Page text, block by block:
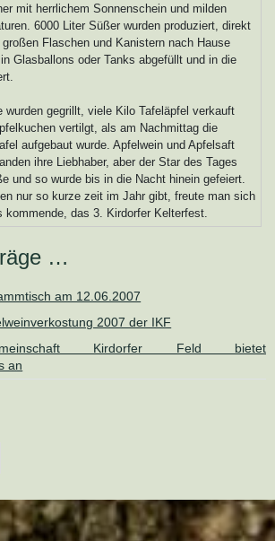
mit herrlichem Sonnenschein und milden
6000 Liter Süßer wurden produziert, direkt
Flaschen und Kanistern nach Hause
Glasballons oder Tanks abgefüllt und in die
wurden gegrillt, viele Kilo Tafeläpfel verkauft
vertilgt, als am Nachmittag die
aufgebaut wurde. Apfelwein und Apfelsaft
ihre Liebhaber, aber der Star des Tages
und so wurde bis in die Nacht hinein gefeiert.
nur so kurze zeit im Jahr gibt, freute man sich
kommende, das 3. Kirdorfer Kelterfest.
…
am 12.06.2007
2007 der IKF
Kirdorfer Feld bietet
an